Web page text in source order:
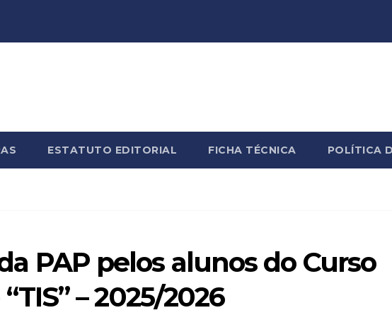
ESTATUTO EDITORIAL FICHA TÉCNICA POLÍTICA
PAP pelos alunos do Curso
– 2025/2026